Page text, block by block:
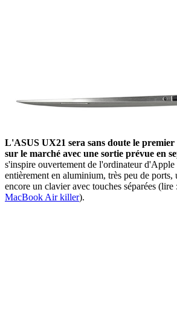
L'ASUS UX21 sera sans doute le
sur le marché avec une sortie prévue en
s'inspire ouvertement de l'ordinateur d'Apple
entièrement en aluminium, très peu de ports,
encore un clavier avec touches séparées (lire :
MacBook Air killer).